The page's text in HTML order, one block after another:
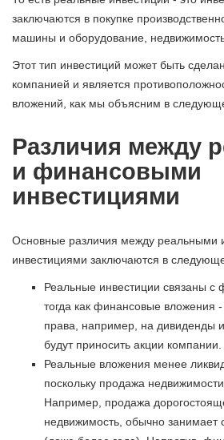
заключаются в покупке
машины и оборудование,
Этот тип инвестиций может быть
компанией и является
вложений, как мы объясним в
Различия между
и финансовыми
инвестициями
Основные различия между реальными
инвестициями заключаются в
Реальные инвестиции связаны с
тогда как финансовые вложения
права, например, на дивиденды
будут приносить акции компании.
Реальные вложения менее
поскольку продажа
Например, продажа
недвижимость, обычно занимает